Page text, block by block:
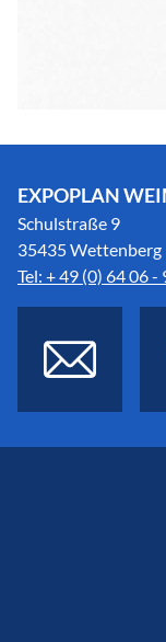
EXPOPLAN
Schulstraße 9
35435 Wettenberg
Tel: + 49 (0) 64 06 -